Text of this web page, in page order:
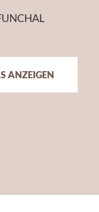
ANZEIGEN